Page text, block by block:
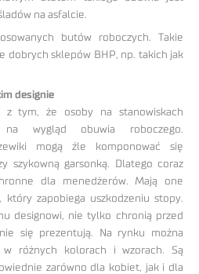
na asfalcie.
butów roboczych. Takie
dobrych sklepów BHP, np. takich jak
designie
z tym, że osoby na stanowiskach
na wygląd obuwia roboczego.
mogą źle komponować się
szykowną garsonką. Dlatego coraz
dla menedżerów. Mają one
który zapobiega uszkodzeniu stopy.
designowi, nie tylko chronią przed
się prezentują. Na rynku można
różnych kolorach i wzorach. Są
zarówno dla kobiet, jak i dla